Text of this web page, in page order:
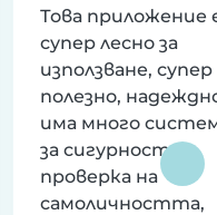
Това приложение
супер лесно за
използване, супер
полезно,
има много
за сигурност и
проверка на
самоличността,